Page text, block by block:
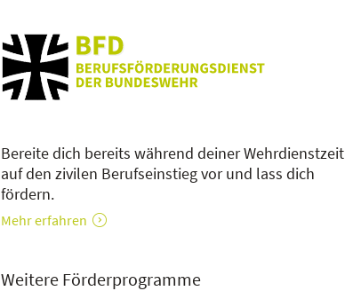
Bereite dich bereits während deiner Wehrdienstzeit
auf den zivilen Berufseinstieg vor und lass dich
fördern.
Mehr erfahren
Weitere Förderprogramme